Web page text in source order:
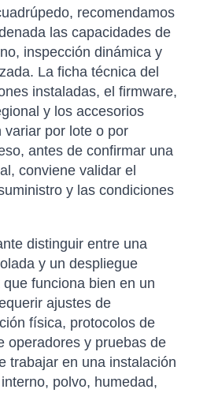
recomendamos
las capacidades de
inspección dinámica y
La ficha técnica del
instaladas, el firmware,
y los accesorios
variar por lote o por
antes de confirmar una
conviene validar el
y las condiciones
distinguir entre una
y un despliegue
funciona bien en un
ajustes de
física, protocolos de
operadores y pruebas de
trabajar en una instalación
polvo, humedad,